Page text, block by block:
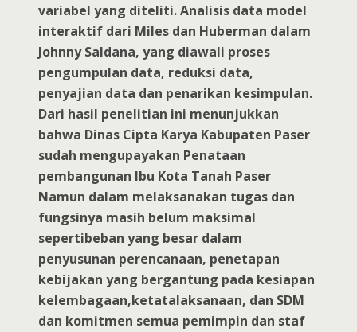
variabel yang diteliti. Analisis data model
interaktif dari Miles dan Huberman dalam
Johnny Saldana, yang diawali proses
pengumpulan data, reduksi data,
penyajian data dan penarikan kesimpulan.
Dari hasil penelitian ini menunjukkan
bahwa Dinas Cipta Karya Kabupaten Paser
sudah mengupayakan Penataan
pembangunan Ibu Kota Tanah Paser
Namun dalam melaksanakan tugas dan
fungsinya masih belum maksimal
sepertibeban yang besar dalam
penyusunan perencanaan, penetapan
kebijakan yang bergantung pada kesiapan
kelembagaan,ketatalaksanaan, dan SDM
dan komitmen semua pemimpin dan staf